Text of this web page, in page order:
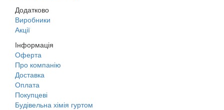
Додатково
Виробники
Акції
Інформація
Оферта
Про компанію
Доставка
Оплата
Покупцеві
Будівельна хімія гуртом